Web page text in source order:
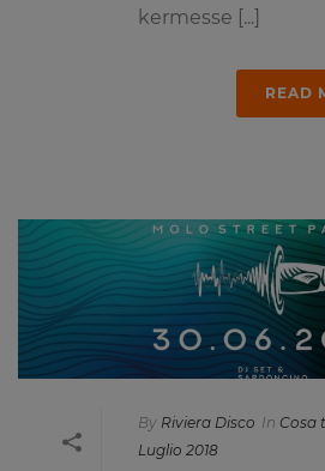
kermesse [...]
READ
By Riviera Disco In Cosa
Luglio 2018